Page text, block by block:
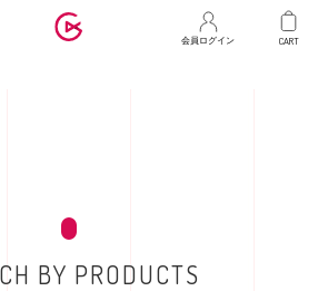
会員ログイン
BY PRODUCTS